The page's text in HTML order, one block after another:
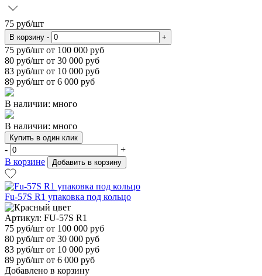
75 руб/шт
В корзину - +
75 руб/шт от 100 000 руб
80 руб/шт от 30 000 руб
83 руб/шт от 10 000 руб
89 руб/шт от 6 000 руб
В наличии: много
В наличии: много
Купить в один клик
-
+
В корзине
Добавить в корзину
Fu-57S R1 упаковка под кольцо
Артикул: FU-57S R1
75 руб/шт от 100 000 руб
80 руб/шт от 30 000 руб
83 руб/шт от 10 000 руб
89 руб/шт от 6 000 руб
Добавлено в корзину